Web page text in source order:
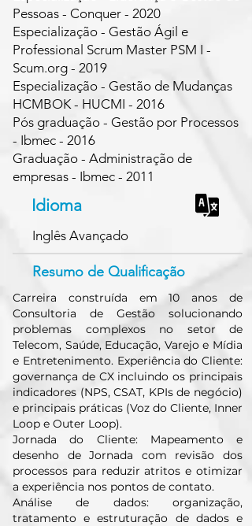
Pessoas - Conquer - 2020
Especialização - Gestão Ágil e
Professional Scrum Master PSM I -
Scum.org - 2019
Especialização - Gestão de Mudanças
HCMBOK - HUCMI - 2016
Pós graduação - Gestão por Processos
- Ibmec - 2016
Graduação - Administração de
empresas - Ibmec - 2011
Idioma
Inglês Avançado
Resumo de Qualificação
Carreira construída em 10 anos de
Consultoria de Gestão solucionando
problemas complexos no setor de
Telecom, Saúde, Educação, Varejo e Mídia
e Entretenimento. Experiência do Cliente:
governança de CX incluindo os principais
indicadores (NPS, CSAT, KPIs de negócio)
e principais práticas (Voz do Cliente, Inner
Loop e Outer Loop).
Jornada do Cliente: Mapeamento e
desenho de Jornada com revisão dos
processos para reduzir atritos e otimizar
a experiência nos pontos de contato.
Análise de dados: organização,
tratamento e estruturação de dados e